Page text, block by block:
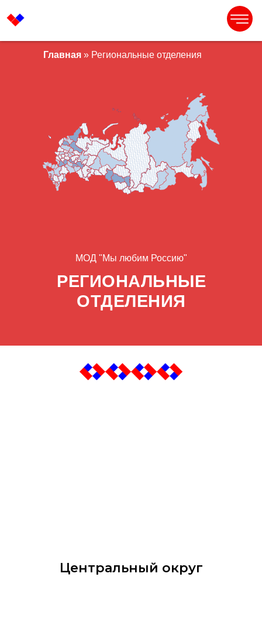
МОД "Мы любим Россию"
РЕГИОНАЛЬНЫЕ
ОТДЕЛЕНИЯ
Главная » Региональные отделения
Центральный округ